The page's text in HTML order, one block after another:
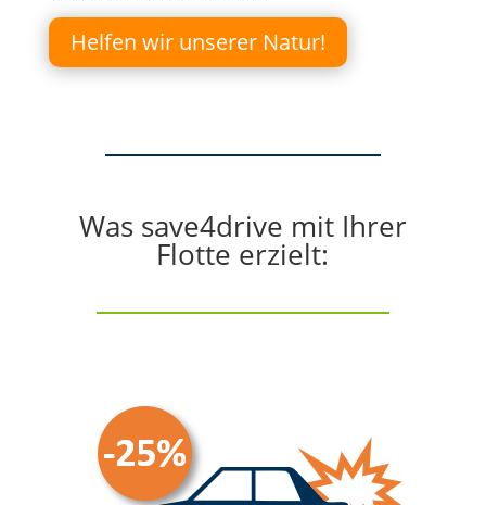
Helfen wir unserer Natur!
Was save4drive mit Ihrer
Flotte erzielt: